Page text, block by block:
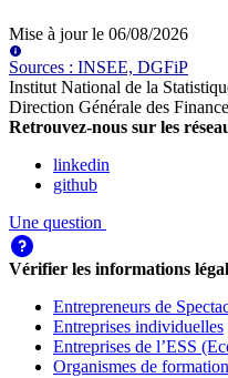
Mise à jour le 06/08/2026
Sources : INSEE, DGFiP
Institut National de la
Direction Générale des
Retrouvez-nous sur les
linkedin
github
Une question
Vérifier les informations
Entrepreneurs de
Entreprises individuelles
Entreprises de l’ESS
Organismes de